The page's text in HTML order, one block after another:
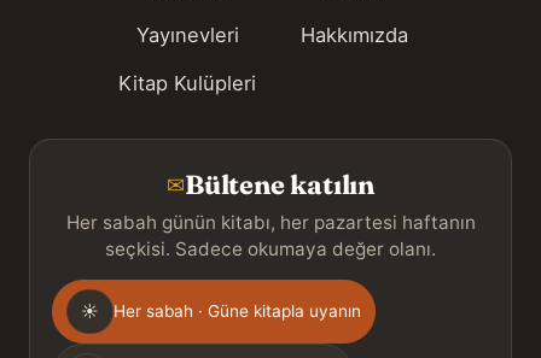
Yayınevleri
Kitap Kulüpleri
Hakkımızda
✉Bültene katılın
Her sabah günün kitabı, her pazartesi haftanın
seçkisi. Sadece okumaya değer olanı.
Gönderim
sıklığı
☀ Her sabah · Güne kitapla uyanın